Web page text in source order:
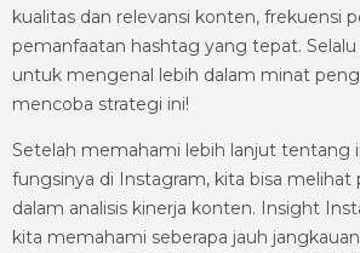
kualitas dan relevansi konten, frekuensi
pemanfaatan hashtag yang tepat.
untuk mengenal lebih dalam minat
mencoba strategi ini!
Setelah memahami lebih lanjut tentang
fungsinya di Instagram, kita bisa melihat
dalam analisis kinerja konten. Insight
kita memahami seberapa jauh